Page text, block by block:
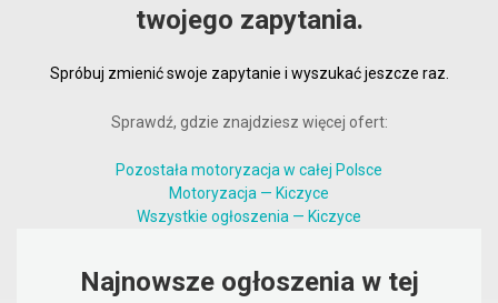
twojego zapytania.
Spróbuj zmienić swoje zapytanie i wyszukać jeszcze raz.
Sprawdź, gdzie znajdziesz więcej ofert:
Pozostała motoryzacja w całej Polsce
Motoryzacja — Kiczyce
Wszystkie ogłoszenia — Kiczyce
Najnowsze ogłoszenia w tej